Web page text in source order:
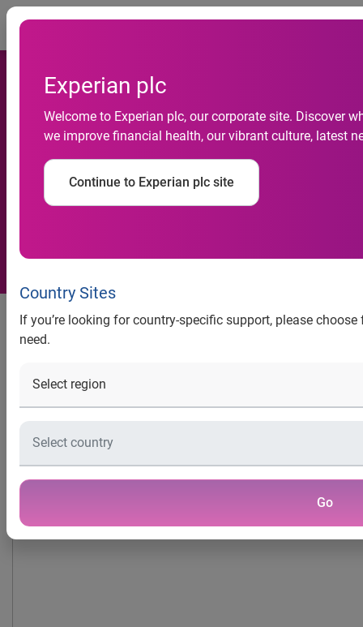
Experian plc
Welcome to Experian plc, our corporate site. Discover
we improve financial health, our vibrant culture, latest
Continue to Experian plc site
Country Sites
If you’re looking for country-specific support, please
need.
Go
團購現象繼續吸引香港消費者
到網上購物
團購現象繼續吸引香港消費者到網上購物
香港網上購物者瀏覽團購網站大幅颷升1,620%
香港，2011 年10月6日
據，香港網上購物者在過去12個月內瀏覽團購網站次數激增
均所花時間增加22%，達到7分14秒。
圖表1